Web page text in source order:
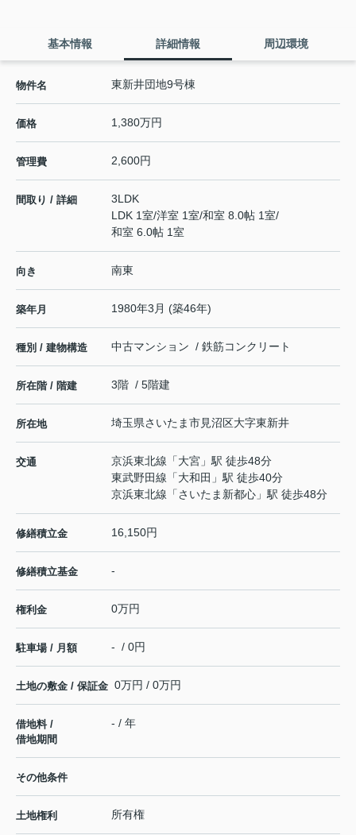
基本情報 詳細情報 周辺環境
物件名 東新井団地9号棟
価格 1,380万円
管理費 2,600円
間取り / 詳細
3LDK
LDK 1室/洋室 1室/和室 8.0帖 1室/
和室 6.0帖 1室
向き 南東
築年月 1980年3月 (築46年)
種別 / 建物構造 中古マンション / 鉄筋コンクリート
所在階 / 階建 3階 / 5階建
所在地 埼玉県さいたま市見沼区大字東新井
交通 京浜東北線 「大宮 」駅 徒歩48分
東武野田線 「大和田 」駅 徒歩40分
京浜東北線 「さいたま新都心 」駅 徒歩48分
修繕積立金 16,150円
修繕積立基金 -
権利金 0万円
駐車場 / 月額 - / 0円
土地の敷金 / 保証金 0万円 / 0万円
借地料 /
借地期間
- / 年
その他条件
土地権利 所有権